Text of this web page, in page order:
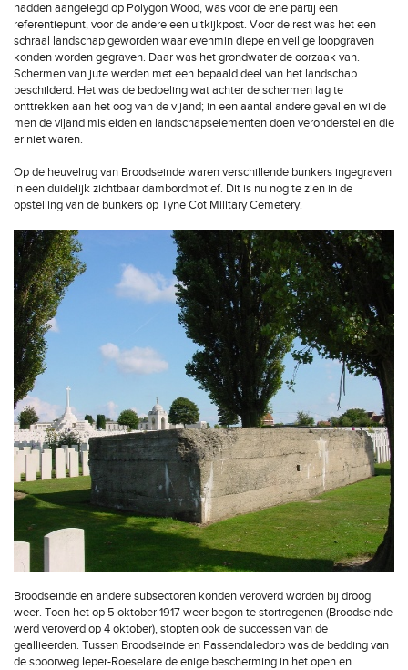
hadden aangelegd op Polygon Wood, was voor de ene partij een
referentiepunt, voor de andere een uitkijkpost. Voor de rest was het een
schraal landschap geworden waar evenmin diepe en veilige loopgraven
konden worden gegraven. Daar was het grondwater de oorzaak van.
Schermen van jute werden met een bepaald deel van het landschap
beschilderd. Het was de bedoeling wat achter de schermen lag te
onttrekken aan het oog van de vijand; in een aantal andere gevallen wilde
men de vijand misleiden en landschapselementen doen veronderstellen die
er niet waren.
Op de heuvelrug van Broodseinde waren verschillende bunkers ingegraven
in een duidelijk zichtbaar dambordmotief. Dit is nu nog te zien in de
opstelling van de bunkers op Tyne Cot Military Cemetery.
Broodseinde en andere subsectoren konden veroverd worden bij droog
weer. Toen het op 5 oktober 1917 weer begon te stortregenen (Broodseinde
werd veroverd op 4 oktober), stopten ook de successen van de
geallieerden. Tussen Broodseinde en Passendaledorp was de bedding van
de spoorweg Ieper-Roeselare de enige bescherming in het open en